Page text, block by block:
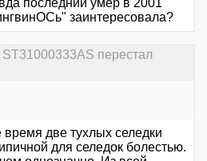
последний умер в 2001
заинтересовала?
перестал
две тухлых селедки
для селедок болестью.